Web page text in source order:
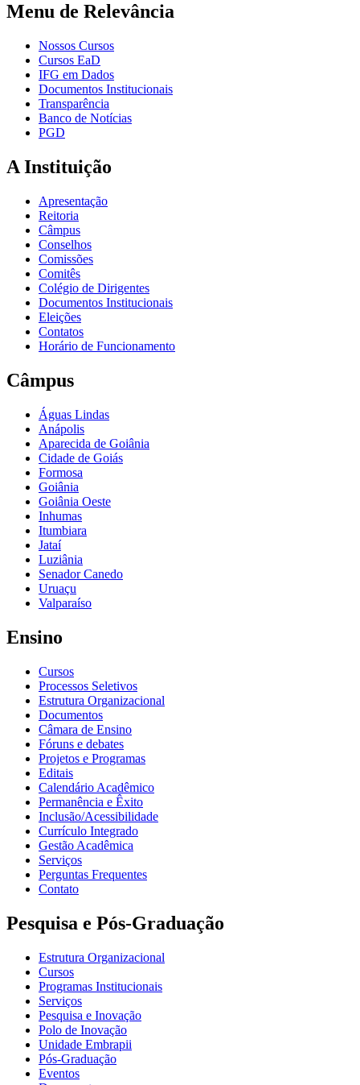
Menu de Relevância
Nossos Cursos
Cursos EaD
IFG em Dados
Documentos Institucionais
Transparência
Banco de Notícias
PGD
A Instituição
Apresentação
Reitoria
Câmpus
Conselhos
Comissões
Comitês
Colégio de Dirigentes
Documentos Institucionais
Eleições
Contatos
Horário de Funcionamento
Câmpus
Águas Lindas
Anápolis
Aparecida de Goiânia
Cidade de Goiás
Formosa
Goiânia
Goiânia Oeste
Inhumas
Itumbiara
Jataí
Luziânia
Senador Canedo
Uruaçu
Valparaíso
Ensino
Cursos
Processos Seletivos
Estrutura Organizacional
Documentos
Câmara de Ensino
Fóruns e debates
Projetos e Programas
Editais
Calendário Acadêmico
Permanência e Êxito
Inclusão/Acessibilidade
Currículo Integrado
Gestão Acadêmica
Serviços
Perguntas Frequentes
Contato
Pesquisa e Pós-Graduação
Estrutura Organizacional
Cursos
Programas Institucionais
Serviços
Pesquisa e Inovação
Polo de Inovação
Unidade Embrapii
Pós-Graduação
Eventos